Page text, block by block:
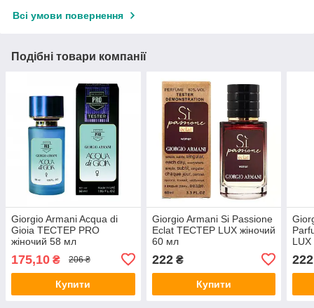
Всі умови повернення
Подібні товари компанії
Giorgio Armani Acqua di
Gioia ТЕСТЕР PRO
жіночий 58 мл
175,10 ₴ 206 ₴
Купити
Giorgio Armani Si Passione
Eclat ТЕСТЕР LUX жіночий
60 мл
222₴
Купити
LUX
222